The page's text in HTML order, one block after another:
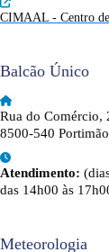
CIMAAL - Centro
Balcão Único
Rua do Comércio,
8500-540 Portimão
Atendimento:
das 14h00 às
Meteorologia